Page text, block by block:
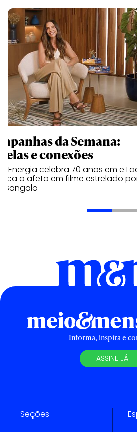
da Semana:
e conexões
Energia celebra 70 anos em e
o afeto em filme estrelado
Sangalo
Informa, inspira e
ASSINE JÁ
Seções